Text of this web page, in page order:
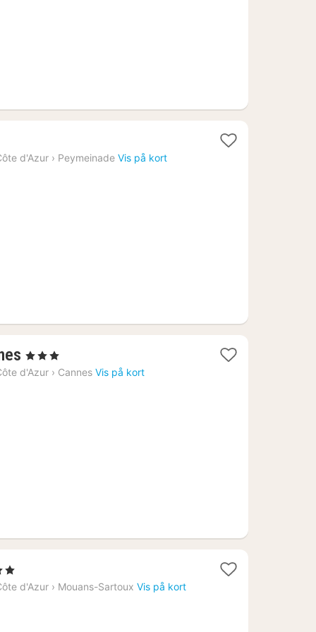
d'Azur › Peymeinade Vis på kort
1
nat
, 3 Stjerner
d'Azur › Cannes Vis på kort
d'Azur › Mouans-Sartoux Vis på kort